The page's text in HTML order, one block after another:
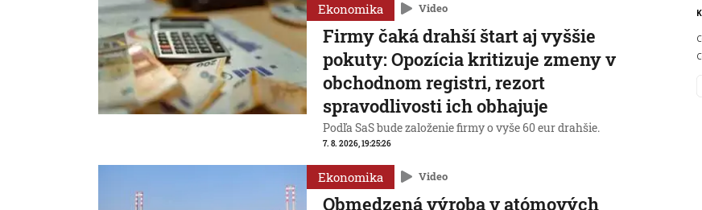
Ekonomika Video
Firmy čaká drahší štart aj vyššie
pokuty: Opozícia kritizuje zmeny v
obchodnom registri, rezort
spravodlivosti ich obhajuje
Podľa SaS bude založenie firmy o vyše 60 eur drahšie.
7. 8. 2026, 19:25:26
Ekonomika Video
Obmedzená výroba v atómových